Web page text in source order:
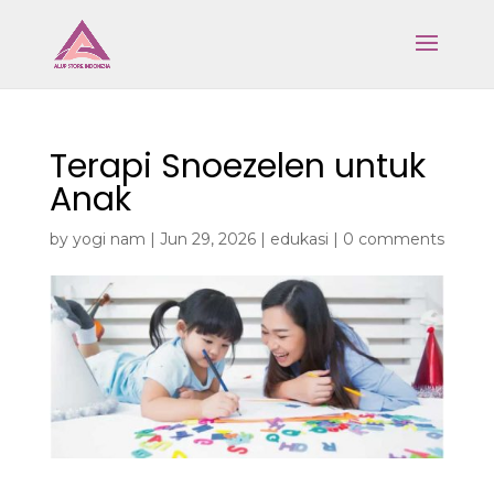
Terapi Snoezelen untuk
Anak
by yogi nam | Jun 29, 2026| edukasi | 0 comments